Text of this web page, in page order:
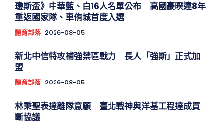
瓊斯盃》中華藍、白16人名單公布 高國豪暌違8年
重返國家隊、車侑城首度入選
體育部落 2026-08-05
新北中信特攻補強禁區戰力 長人「強斯」正式加
盟
體育部落 2026-08-05
林秉聖表達離隊意願 臺北戰神與洋基工程達成買
斷協議